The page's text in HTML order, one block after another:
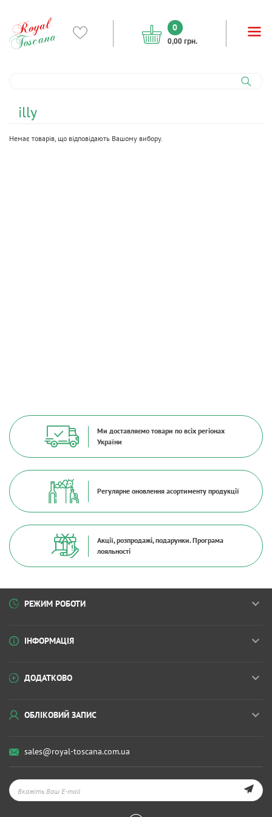
0
0,00 грн.
illy
Немає товарів, що відповідають Вашому вибору.
Ми доставляємо товари по всіх регіонах
України
Регулярне оновлення асортименту продукції
Акції, розпродажі, подарунки. Програма
лояльності
РЕЖИМ РОБОТИ
ІНФОРМАЦІЯ
ДОДАТКОВО
ОБЛІКОВИЙ ЗАПИС
sales@royal-toscana.com.ua